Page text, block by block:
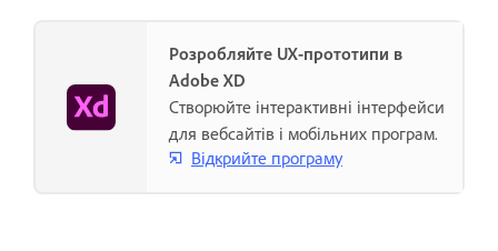
Розробляйте UX-прототипи в
Adobe XD
Створюйте інтерактивні інтерфейси
для вебсайтів і мобільних програм.
Відкрийте програму